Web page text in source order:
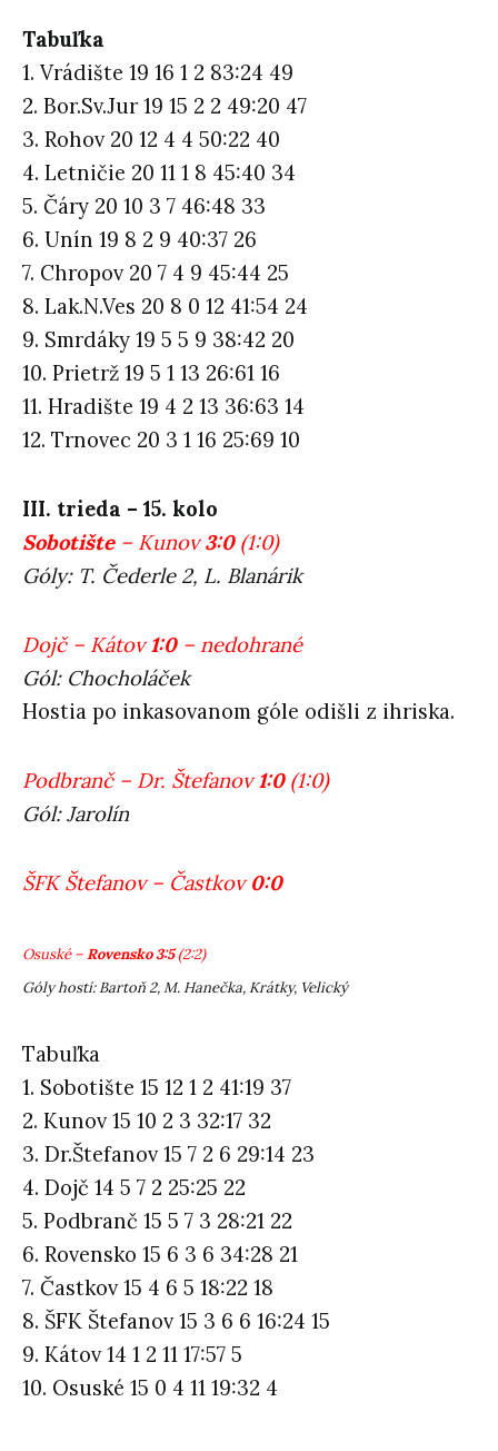
Tabuľka
1. Vrádište 19 16 1 2 83:24 49
2. Bor.Sv.Jur 19 15 2 2 49:20 47
3. Rohov 20 12 4 4 50:22 40
4. Letničie 20 11 1 8 45:40 34
5. Čáry 20 10 3 7 46:48 33
6. Unín 19 8 2 9 40:37 26
7. Chropov 20 7 4 9 45:44 25
8. Lak.N.Ves 20 8 0 12 41:54 24
9. Smrdáky 19 5 5 9 38:42 20
10. Prietrž 19 5 1 13 26:61 16
11. Hradište 19 4 2 13 36:63 14
12. Trnovec 20 3 1 16 25:69 10
III. trieda – 15. kolo
Sobotište– Kunov3:0(1:0)
Góly: T. Čederle 2, L. Blanárik
Dojč – Kátov1:0– nedohrané
Gól: Chocholáček
Hostia po inkasovanom góle odišli z ihriska.
Podbranč – Dr. Štefanov1:0(1:0)
Gól: Jarolín
ŠFK Štefanov – Častkov0:0
Osuské –Rovensko 3:5(2:2)
Góly hostí: Bartoň 2, M. Hanečka, Krátky, Velický
Tabuľka
1. Sobotište 15 12 1 2 41:19 37
2. Kunov 15 10 2 3 32:17 32
3. Dr.Štefanov 15 7 2 6 29:14 23
4. Dojč 14 5 7 2 25:25 22
5. Podbranč 15 5 7 3 28:21 22
6. Rovensko 15 6 3 6 34:28 21
7. Častkov 15 4 6 5 18:22 18
8. ŠFK Štefanov 15 3 6 6 16:24 15
9. Kátov 14 1 2 11 17:57 5
10. Osuské 15 0 4 11 19:32 4